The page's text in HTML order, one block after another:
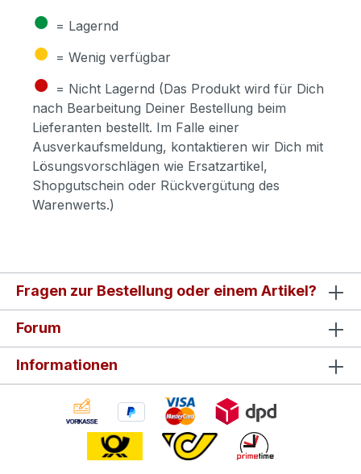
● = Lagernd
● = Wenig verfügbar
● = Nicht Lagernd (Das Produkt wird für Dich
nach Bearbeitung Deiner Bestellung beim
Lieferanten bestellt. Im Falle einer
Ausverkaufsmeldung, kontaktieren wir Dich mit
Lösungsvorschlägen wie Ersatzartikel,
Shopgutschein oder Rückvergütung des
Warenwerts.)
Fragen zur Bestellung oder einem Artikel?
Forum
Informationen